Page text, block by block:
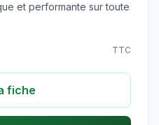
et performante sur toute
TTC
fiche